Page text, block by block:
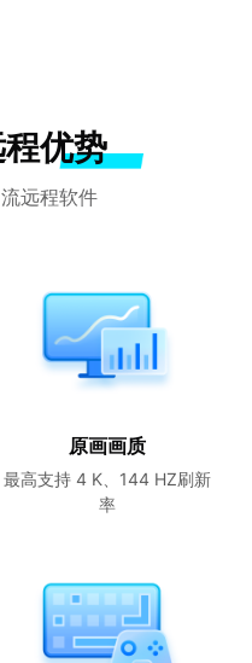
优势
远程软件
原画画质
最高支持 4 K、144 HZ刷新
率